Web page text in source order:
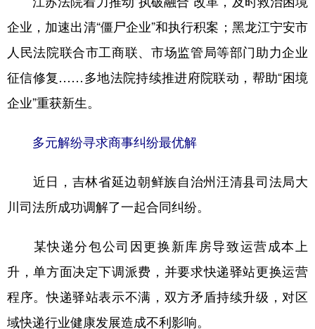
企业，加速出清“僵尸企业”和执行积案；黑龙江宁安市
人民法院联合市工商联、市场监管局等部门助力企业
征信修复……多地法院持续推进府院联动，帮助“困境
企业”重获新生。
多元解纷寻求商事纠纷最优解
近日，吉林省延边朝鲜族自治州汪清县司法局大
川司法所成功调解了一起合同纠纷。
某快递分包公司因更换新库房导致运营成本上
升，单方面决定下调派费，并要求快递驿站更换运营
程序。快递驿站表示不满，双方矛盾持续升级，对区
域快递行业健康发展造成不利影响。